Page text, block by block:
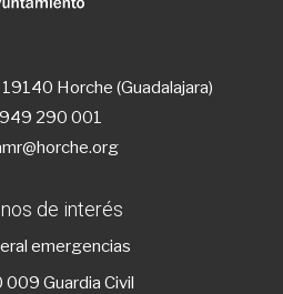
19140 Horche (Guadalajara)
949 290 001
de interés
emergencias
009 Guardia Civil